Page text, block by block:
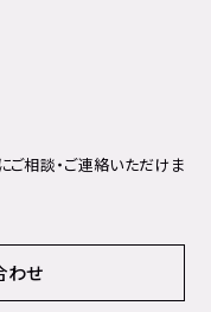
ご相談・ご連絡いただけま
わせ